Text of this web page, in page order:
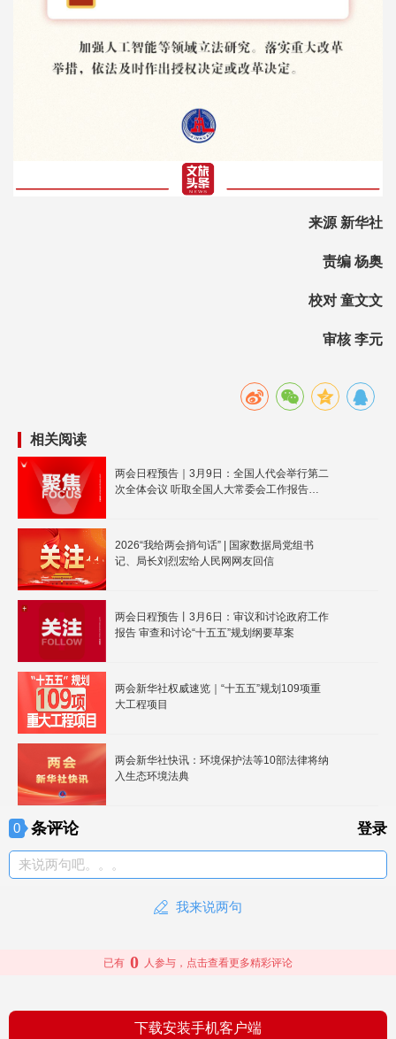
来源 新华社
责编 杨奥
校对 童文文
审核 李元
相关阅读
两会日程预告｜3月9日：全国人代会举行第二
次全体会议 听取全国人大常委会工作报告
2026“我给两会捎句话” | 国家数据局党组书
记、局长刘烈宏给人民网网友回信
两会日程预告丨3月6日：审议和讨论政府工作
报告 审查和讨论“十五五”规划纲要草案
两会新华社权威速览｜“十五五”规划109项重
大工程项目
两会新华社快讯：环境保护法等10部法律将纳
入生态环境法典
0 条评论 登录
来说两句吧。。。
我来说两句
已有 0 人参与，点击查看更多精彩评论
下载安装手机客户端